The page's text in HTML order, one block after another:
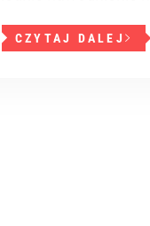
CZYTAJ DALEJ